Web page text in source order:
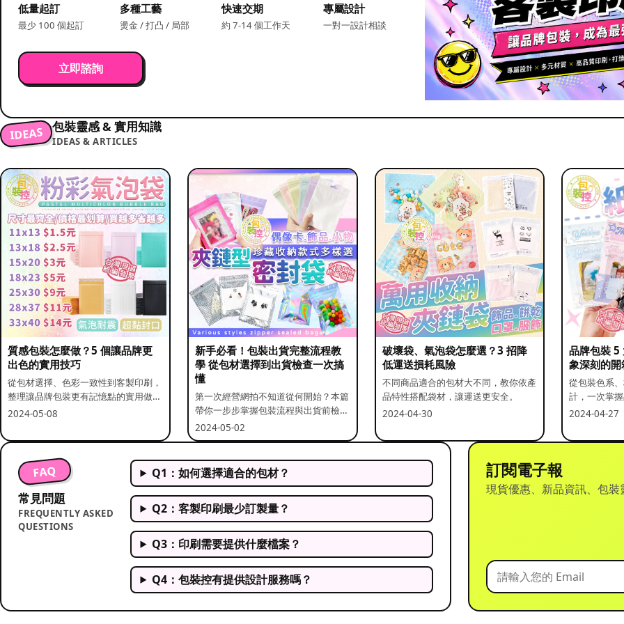
低量起訂
最少 100 個起訂
多種工藝
燙金 / 打凸 / 局部
快速交期
約 7-14 個工作天
專屬設計
一對一設計相談
立即諮詢
IDEAS 包裝靈感 & 實用知識
IDEAS & ARTICLES
質感包裝怎麼做？5 個讓品牌更
出色的實用技巧
從包材選擇、色彩一致性到客製印刷，
整理讓品牌包裝更有記憶點的實用做
法。
2024-05-08
新手必看！包裝出貨完整流程教
學 從包材選擇到出貨檢查一次搞
懂
第一次經營網拍不知道從何開始？本篇
帶你一步步掌握包裝流程與出貨前檢查
重點。
2024-05-02
破壞袋、氣泡袋怎麼選？3 招降
低運送損耗風險
不同商品適合的包材大不同，教你依產
品特性搭配袋材，讓運送更安全。
2024-04-30
品牌包裝 5
象深刻的
從包裝色系
計，一次掌
2024-04-27
FAQ
常見問題
FREQUENTLY ASKED
QUESTIONS
Q1：如何選擇適合的包材？
Q2：客製印刷最少訂製量？
Q3：印刷需要提供什麼檔案？
Q4：包裝控有提供設計服務嗎？
訂閱電子報
現貨優惠、新品資訊、包裝